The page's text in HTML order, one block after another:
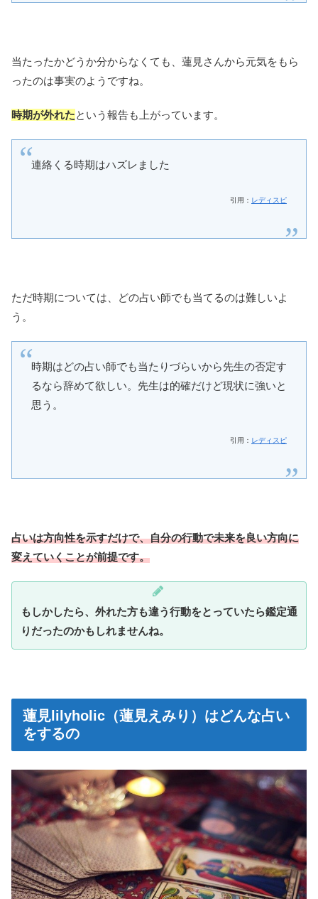
当たったかどうか分からなくても、蓮見さんから元気をもら
ったのは事実のようですね。
時期が外れたという報告も上がっています。
連絡くる時期はハズレました
引用： レディスピ
ただ時期については、どの占い師でも当てるのは難しいよ
う。
時期はどの占い師でも当たりづらいから先生の否定す
るなら辞めて欲しい。先生は的確だけど現状に強いと
思う。
引用： レディスピ
占いは方向性を示すだけで、自分の行動で未来を良い方向に
変えていくことが前提です。
もしかしたら、外れた方も違う行動をとっていたら鑑定通
りだったのかもしれませんね。
蓮見lilyholic（蓮見えみり）はどんな占い
をするの